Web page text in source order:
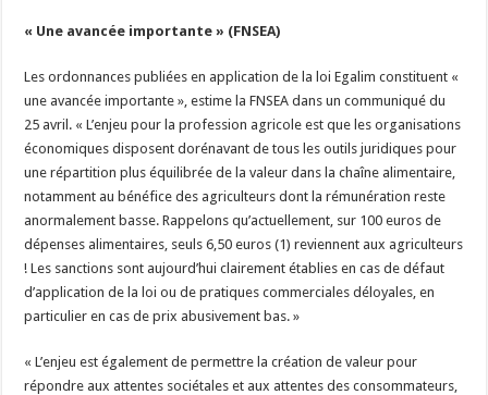
« Une avancée importante » (FNSEA)
Les ordonnances publiées en application de la loi Egalim constituent «
une avancée importante », estime la FNSEA dans un communiqué du
25 avril. « L’enjeu pour la profession agricole est que les organisations
économiques disposent dorénavant de tous les outils juridiques pour
une répartition plus équilibrée de la valeur dans la chaîne alimentaire,
notamment au bénéfice des agriculteurs dont la rémunération reste
anormalement basse. Rappelons qu’actuellement, sur 100 euros de
dépenses alimentaires, seuls 6,50 euros (1) reviennent aux agriculteurs
! Les sanctions sont aujourd’hui clairement établies en cas de défaut
d’application de la loi ou de pratiques commerciales déloyales, en
particulier en cas de prix abusivement bas. »
« L’enjeu est également de permettre la création de valeur pour
répondre aux attentes sociétales et aux attentes des consommateurs,